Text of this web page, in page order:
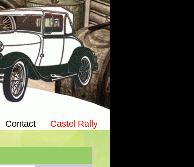
Contact Castel Rally